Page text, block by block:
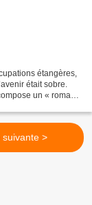
étangères,
était sobre.
un « roman
suivante >